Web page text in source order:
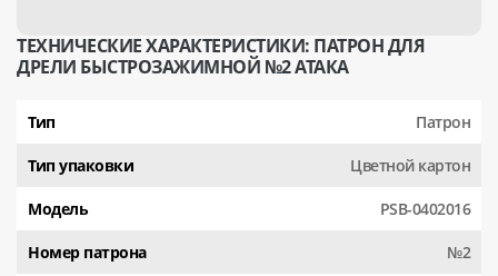
ТЕХНИЧЕСКИЕ ХАРАКТЕРИСТИКИ: ПАТРОН ДЛЯ
ДРЕЛИ БЫСТРОЗАЖИМНОЙ №2 АТАКА
Тип Патрон
Тип упаковки Цветной картон
Модель PSB-0402016
Номер патрона №2